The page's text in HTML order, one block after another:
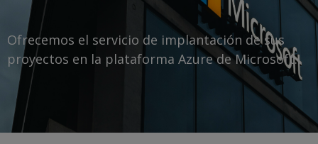
Ofrecemos el servicio de implantación de sus
proyectos en la plataforma Azure de Microsoft.